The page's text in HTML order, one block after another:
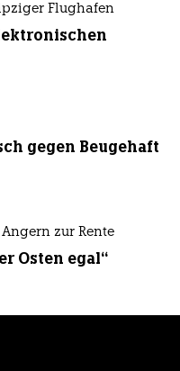
Flughafen
gegen Beugehaft
zur Rente
Osten egal“